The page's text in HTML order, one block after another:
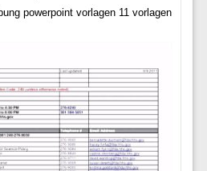
powerpoint vorlagen 11 vorlagen